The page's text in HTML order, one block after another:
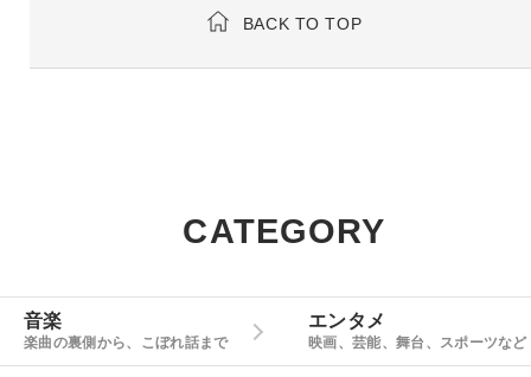
BACK TO TOP
CATEGORY
音楽
楽曲の裏側から、こぼれ話まで
エンタメ
映画、芸能、舞台、スポーツなど